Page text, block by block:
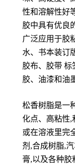
性和溶解性好
胶中具有优良
广泛应用于胶
水、书本装订
胶布、胶带 标
胶、油漆和油
松香树脂是一
化点、高粘性,
或在溶液里完
剂,合成树脂,
膏,以及各种胶